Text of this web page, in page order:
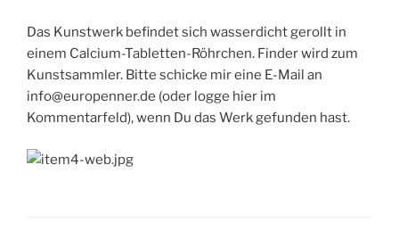
Das Kunstwerk befindet sich wasserdicht gerollt in
einem Calcium-Tabletten-Röhrchen. Finder wird zum
Kunstsammler. Bitte schicke mir eine E-Mail an
info@europenner.de (oder logge hier im
Kommentarfeld), wenn Du das Werk gefunden hast.